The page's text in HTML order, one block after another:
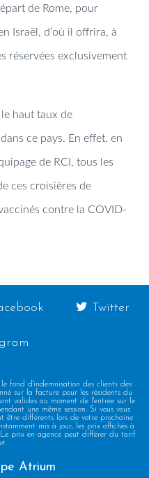
de Rome, pour
Israël, d’où il offrira, à
réservées exclusivement
haut taux de
ce pays. En effet, en
de RCI, tous les
ces croisières de
contre la COVID-
Twitter
fond d'indemnisation des clients des
sur la facture pour les résidents du
valides au moment de l'entrée sur le
une même session. Si vous vous
être différents lors de votre prochaine
mis à jour, les prix affichés à
prix en agence peut différer du tarif
Atrium